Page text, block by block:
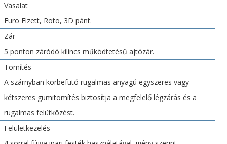
Vasalat
Euro Elzett, Roto, 3D pánt.
Zár
5 ponton záródó kilincs működtetésű ajtózár.
Tömítés
A szárnyban körbefutó rugalmas anyagú egyszeres vagy
kétszeres gumitömítés biztosítja a megfelelő légzárás és a
rugalmas felütközést.
Felületkezelés